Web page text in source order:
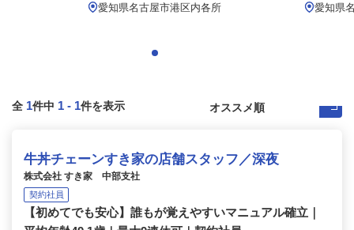
愛知県名古屋市港区内各所
愛知県
全 1件中 1 - 1件を表示
牛丼チェーンすき家の店舗スタッフ／深夜
株式会社 すき家 中部支社
契約社員
【初めてでも安心】誰もが覚えやすいマニュアル確立｜